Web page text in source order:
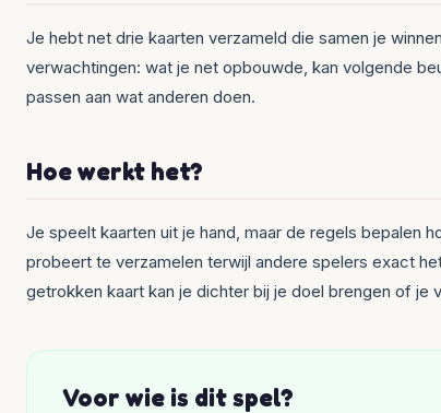
Je hebt net drie kaarten verzameld die samen je
verwachtingen: wat je net opbouwde, kan volgende
passen aan wat anderen doen.
Hoe werkt het?
Je speelt kaarten uit je hand, maar de regels bepalen
probeert te verzamelen terwijl andere spelers exact
getrokken kaart kan je dichter bij je doel brengen of je
Voor wie is dit spel?